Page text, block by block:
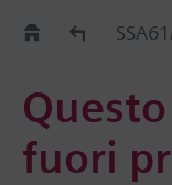
Old2New
fuori